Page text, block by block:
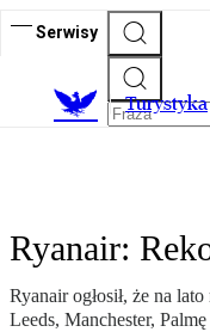
Serwisy
Turystyka
Ryanair:
Ryanair ogłosił, że na
Leeds, Manchester,